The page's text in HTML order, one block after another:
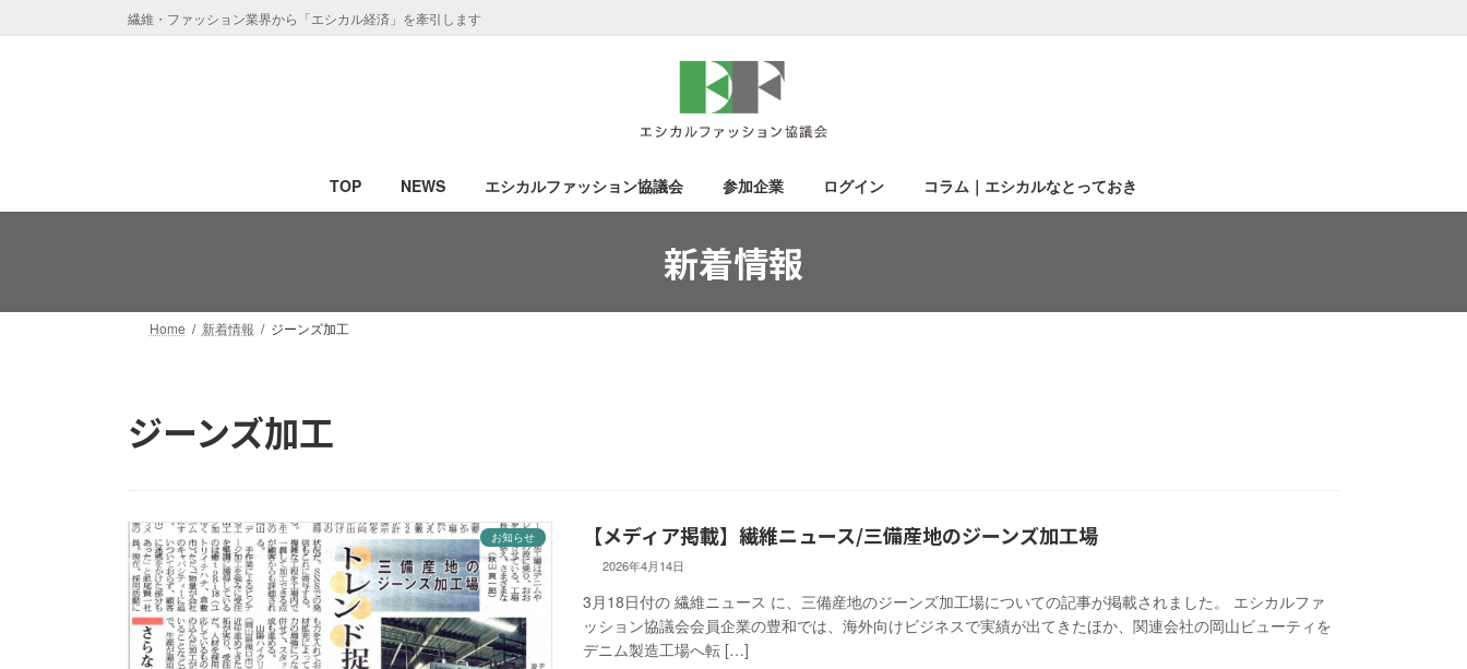
ン
ビ
繊維・ファッション業界から「エシカル経済」を牽引します
TOP NEWS エシカルファッション協議会 参加企業 ログイン コラム｜エシカルなとっておき
新着情報
Home 新着情報 ジーンズ加工
ジーンズ加工
お知らせ 【メディア掲載】繊維ニュース/三備産地のジーンズ加工場
2026年4月14日
3月18日付の 繊維ニュース に、三備産地のジーンズ加工場についての記事が掲載されました。 エシカルファ
ッション協議会会員企業の豊和では、海外向けビジネスで実績が出てきたほか、関連会社の岡山ビューティを
デニム製造工場へ転 […]